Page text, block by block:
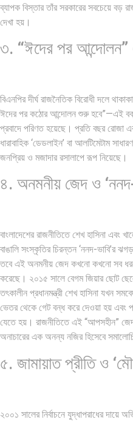
ব্যাপক বিস্তার তাঁর সরকারের সবচেয়ে বড়
দেখা হয়।
৩. “ঈদের পর আন্দোলন”
বিএনপির দীর্ঘ রাজনৈতিক বিরোধী দলে
ঈদের পর কঠোর আন্দোলন শুরু হবে”—এই
প্রবাদে পরিণত হয়েছে। প্রতি বছর রোজা
ধারাবাহিক ‘ডেডলাইন’ বা আলটিমেটাম
জনপ্রিয় ও মজাদার রসালাপে রূপ নিয়েছে।
৪. অনমনীয় জেদ ও ‘ননদ-
বাংলাদেশের রাজনীতিতে শেখ হাসিনা এবং
বাঙালি সংস্কৃতির চিরন্তন ‘ননদ-ভাবি’র
তবে এই অনমনীয় জেদ কখনো কখনো সব
করেছে। ২০১৫ সালে বেগম জিয়ার ছোট
তৎকালীন প্রধানমন্ত্রী শেখ হাসিনা যখন
ভেতর থেকে গেট বন্ধ করে দেওয়া হয় এবং
যেতে হয়। রাজনীতিতে এই “আপসহীন” জেদ
অনাচারের এক অনন্য নজির হিসেবে
৫. জামায়াত প্রীতি ও
২০০১ সালের নির্বাচনে যুদ্ধাপরাধের